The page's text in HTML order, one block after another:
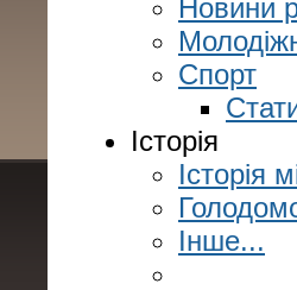
Новини
Спорт
Історія
Історія
Інше...